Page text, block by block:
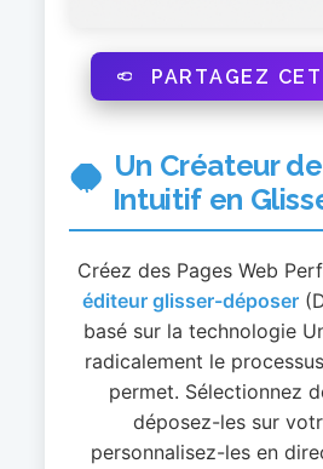
PARTAGEZ
Un Créateur
Intuitif en
Créez des Pages Web
éditeur glisser-déposer
basé sur la technologie
radicalement le
permet. Sélectionnez
déposez-les sur
personnalisez-les en